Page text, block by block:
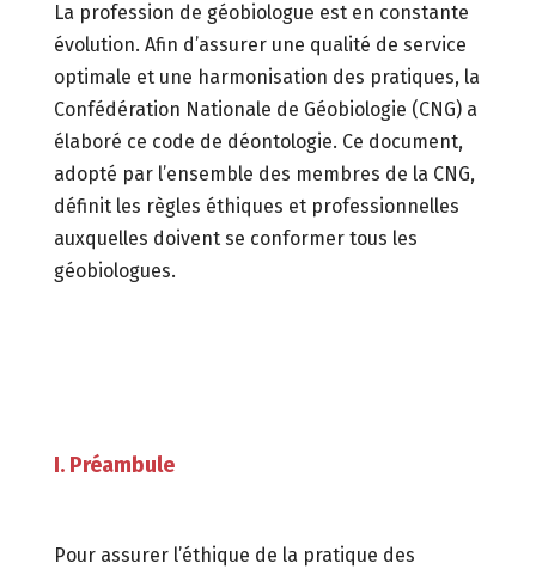
La profession de géobiologue est en constante
évolution. Afin d’assurer une qualité de service
optimale et une harmonisation des pratiques, la
Confédération Nationale de Géobiologie (CNG) a
élaboré ce code de déontologie. Ce document,
adopté par l’ensemble des membres de la CNG,
définit les règles éthiques et professionnelles
auxquelles doivent se conformer tous les
géobiologues.
I. Préambule
Pour assurer l’éthique de la pratique des